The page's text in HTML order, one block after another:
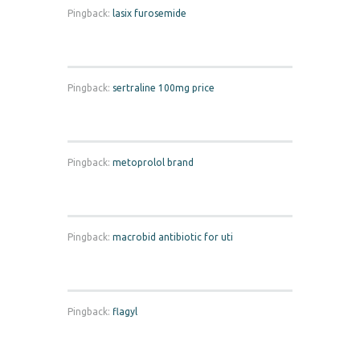
Pingback: lasix furosemide
Pingback: sertraline 100mg price
Pingback: metoprolol brand
Pingback: macrobid antibiotic for uti
Pingback: flagyl